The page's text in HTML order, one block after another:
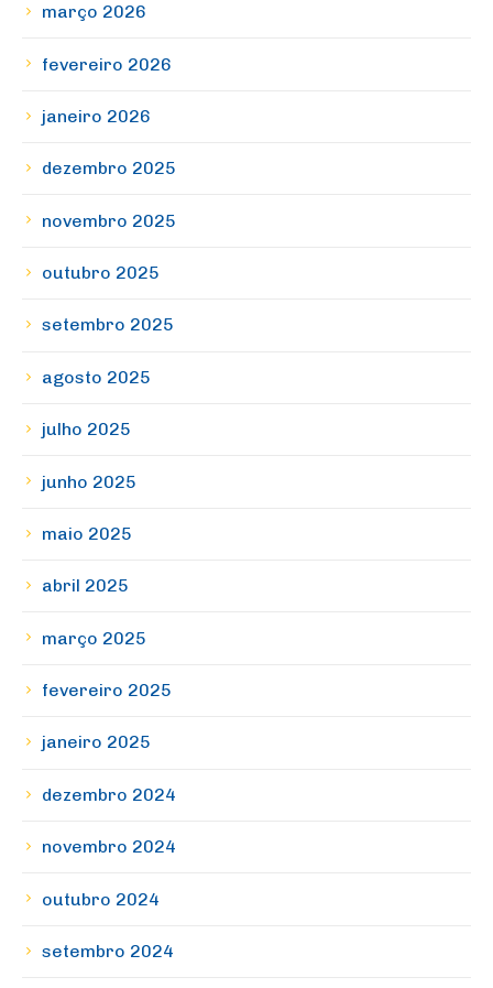
março 2026
fevereiro 2026
janeiro 2026
dezembro 2025
novembro 2025
outubro 2025
setembro 2025
agosto 2025
julho 2025
junho 2025
maio 2025
abril 2025
março 2025
fevereiro 2025
janeiro 2025
dezembro 2024
novembro 2024
outubro 2024
setembro 2024